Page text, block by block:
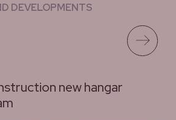
DEVELOPMENTS
new hangar